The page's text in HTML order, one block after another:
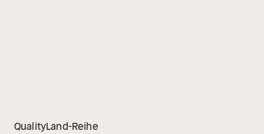
QualityLand-Reihe